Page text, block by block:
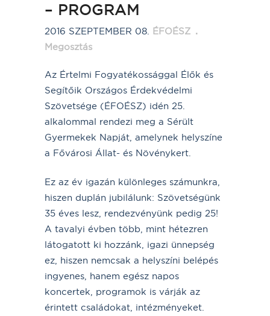
– PROGRAM
2016 SZEPTEMBER 08. ÉFOÉSZ
Megosztás
Az Értelmi Fogyatékossággal Élők és
Segítőik Országos Érdekvédelmi
Szövetsége (ÉFOÉSZ) idén 25.
alkalommal rendezi meg a Sérült
Gyermekek Napját, amelynek helyszíne
a Fővárosi Állat- és Növénykert.
Ez az év igazán különleges számunkra,
hiszen duplán jubilálunk: Szövetségünk
35 éves lesz, rendezvényünk pedig 25!
A tavalyi évben több, mint hétezren
látogatott ki hozzánk, igazi ünnepség
ez, hiszen nemcsak a helyszíni belépés
ingyenes, hanem egész napos
koncertek, programok is várják az
érintett családokat, intézményeket.